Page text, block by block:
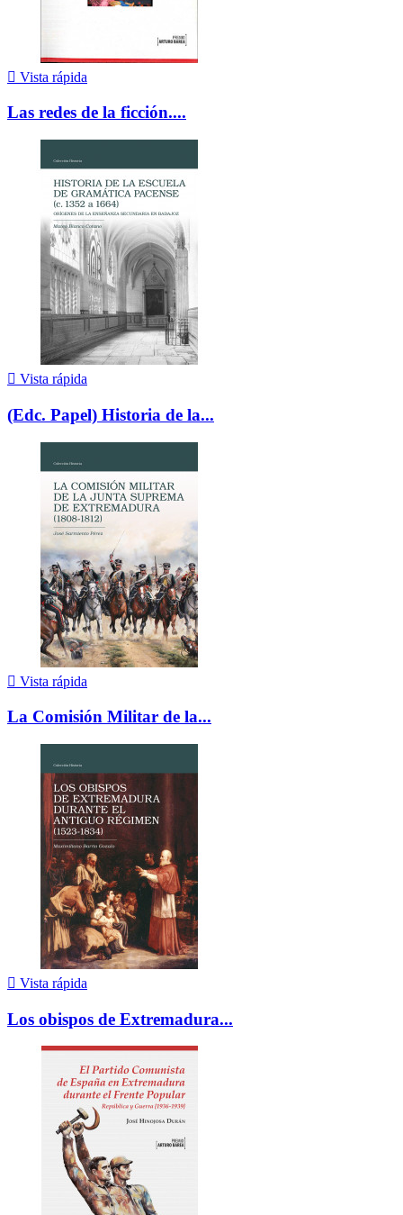
 Vista rápida
Las redes de la ficción....
 Vista rápida
(Edc. Papel) Historia de la...
 Vista rápida
La Comisión Militar de la...
 Vista rápida
Los obispos de Extremadura...